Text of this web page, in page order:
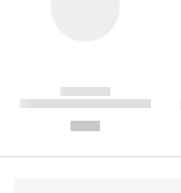
------------
----------- ----------- --------